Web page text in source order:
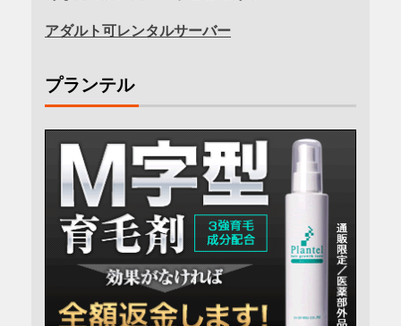
アダルト可レンタルサーバー
プランテル